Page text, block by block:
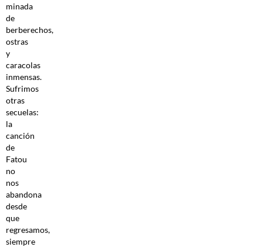
minada
de
berberechos,
ostras
y
caracolas
inmensas.
Sufrimos
otras
secuelas:
la
canción
de
Fatou
no
nos
abandona
desde
que
regresamos,
siempre